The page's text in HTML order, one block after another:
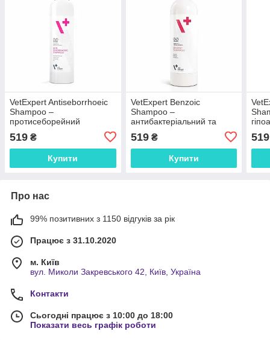
VetExpert Antiseborrhoeic
Shampoo –
протисеборейний
собак, 250 мл
519 ₴
Купити
VetExpert Benzoic
Shampoo –
антибактеріальний та
антисеборейний шампунь
для котів та собак, 250 мл
519₴
Купити
519
Про нас
99% позитивних з 1150 відгуків за рік
Працює з 31.10.2020
м. Київ
вул. Миколи Закревського 42, Київ, Україна
Контакти
Сьогодні працює з 10:00 до 18:00
Показати весь графік роботи